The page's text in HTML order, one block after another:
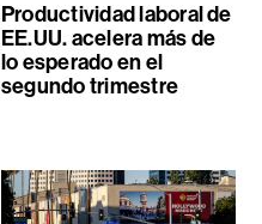
Productividad laboral de
EE.UU. acelera más de
lo esperado en el
segundo trimestre